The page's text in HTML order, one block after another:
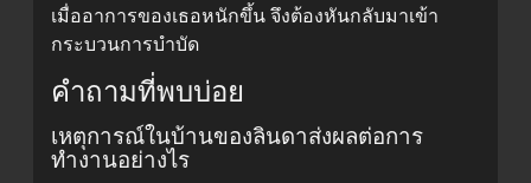
เมื่ออาการของเธอหนักขึ้น จึงต้องหันกลับมาเข้า
กระบวนการบำบัด
คำถามที่พบบ่อย
เหตุการณ์ในบ้านของลินดาส่งผลต่อการ
ทำงานอย่างไร